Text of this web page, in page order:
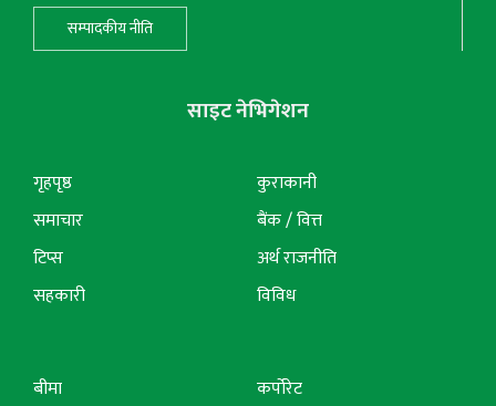
सम्पादकीय नीति
साइट नेभिगेशन
गृहपृष्ठ
समाचार
टिप्स
सहकारी
कुराकानी
बैंक / वित्त
अर्थ राजनीति
विविध
बीमा
कर्पोरेट